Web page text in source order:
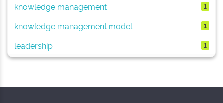
knowledge management 1
knowledge management model 1
leadership 1